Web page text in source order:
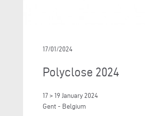
17/01/2024
Polyclose 2024
17 > 19 January 2024
Gent - Belgium